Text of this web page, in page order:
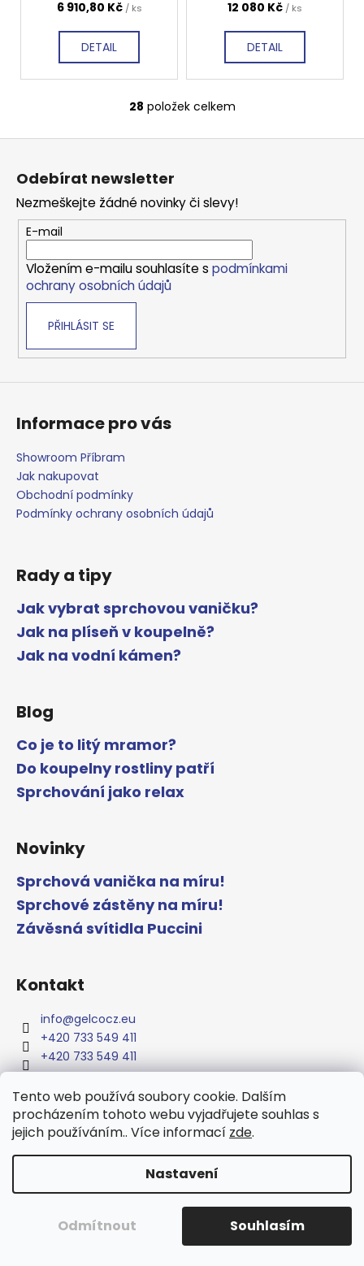
Tento web používá soubory cookie. Dalším
procházením tohoto webu vyjadřujete souhlas s
jejich používáním.. Více informací zde.
Nastavení
Odmítnout Souhlasím
6 910,80 Kč / ks
DETAIL
12 080 Kč / ks
DETAIL
O
v
a
c
í
p
r
ý
p
28 položek celkem
Z
Odebírat newsletter
Nezmeškejte žádné novinky či slevy!
E-mail
Vložením e-mailu souhlasíte s podmínkami
ochrany osobních údajů
PŘIHLÁSIT SE
Informace pro vás
Showroom Příbram
Jak nakupovat
Obchodní podmínky
Podmínky ochrany osobních údajů
Rady a tipy
Jak vybrat sprchovou vaničku?
Jak na plíseň v koupelně?
Jak na vodní kámen?
Blog
Co je to litý mramor?
Do koupelny rostliny patří
Sprchování jako relax
Novinky
Sprchová vanička na míru!
Sprchové zástěny na míru!
Závěsná svítidla Puccini
Kontakt
info@gelcocz.eu
+420 733 549 411
+420 733 549 411
www.gelcocz.eu
Vytvořil Shoptet
Copyright 2026
GELCO . Všechna práva vyhrazena.
nastavení cookies